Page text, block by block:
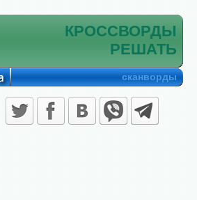
КРОССВОРДЫ
РЕШАТЬ
сканворды